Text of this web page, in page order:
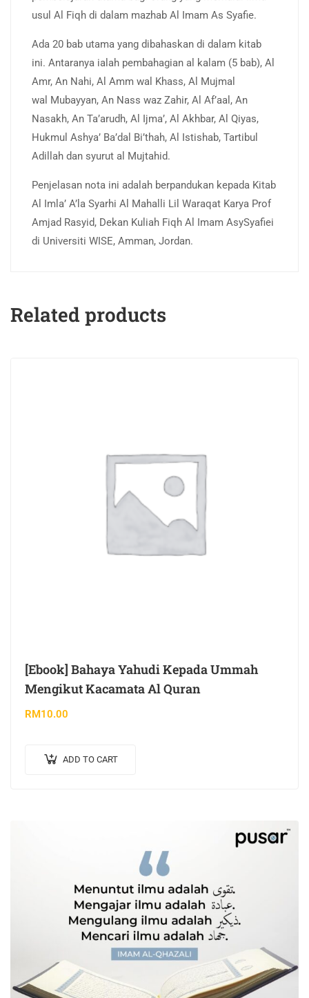
usul Al Fiqh di dalam mazhab Al Imam As Syafie.
Ada 20 bab utama yang dibahaskan di dalam kitab
ini. Antaranya ialah pembahagian al kalam (5 bab), Al
Amr, An Nahi, Al Amm wal Khass, Al Mujmal
wal Mubayyan, An Nass waz Zahir, Al Af’aal, An
Nasakh, An Ta’arudh, Al Ijma’, Al Akhbar, Al Qiyas,
Hukmul Ashya’ Ba’dal Bi’thah, Al Istishab, Tartibul
Adillah dan syurut al Mujtahid.
Penjelasan nota ini adalah berpandukan kepada Kitab
Al Imla’ A’la Syarhi Al Mahalli Lil Waraqat Karya Prof
Amjad Rasyid, Dekan Kuliah Fiqh Al Imam AsySyafiei
di Universiti WISE, Amman, Jordan.
Related products
[Ebook] Bahaya Yahudi Kepada Ummah
Mengikut Kacamata Al Quran
RM10.00
ADD TO CART